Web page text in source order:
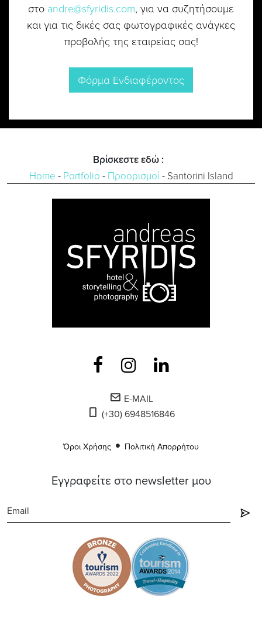
στο andre@sfyridis.com, για να συζητήσουμε
και για τις δικές σας φωτογραφικές ανάγκες
προβολής της εταιρείας σας!
Φόρμα Ενδιαφέροντος
Βρίσκεστε εδώ :
Home - Portfolio - Προορισμοί- Santorini Island
Εγγραφείτε στο newsletter μου
E-MAIL
(+30) 6948516846
Όροι Χρήσης Πολιτική Απορρήτου